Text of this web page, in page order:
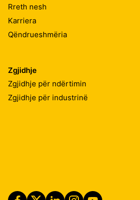
Rreth nesh
Karriera
Qëndrueshmëria
Zgjidhje
Zgjidhje për ndërtimin
Zgjidhje për industrinë